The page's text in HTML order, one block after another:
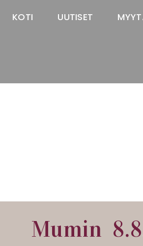
KOTI UUTISET
Mumin